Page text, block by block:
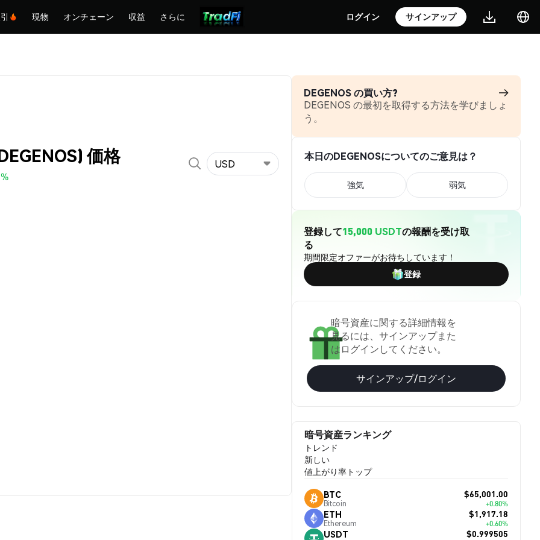
現物 オンチェーン 収益 さらに ログイン サインアップ
価格 USD
DEGENOS の買い方?
DEGENOS の最初を取得する方法を学びましょ
う。
本日のDEGENOSについてのご意見は？
強気 弱気
登録して15,000 USDTの報酬を受け取
る
期間限定オファーがお待ちしています！
登録
暗号資産に関する詳細情報を
見るには、サインアップまた
はログインしてください。
サインアップ/ログイン
暗号資産ランキング
トレンド
新しい
値上がり率トップ
BTC
Bitcoin
$65,001.00
+0.80%
ETH
Ethereum
$1,917.18
+0.60%
USDT $0.999505